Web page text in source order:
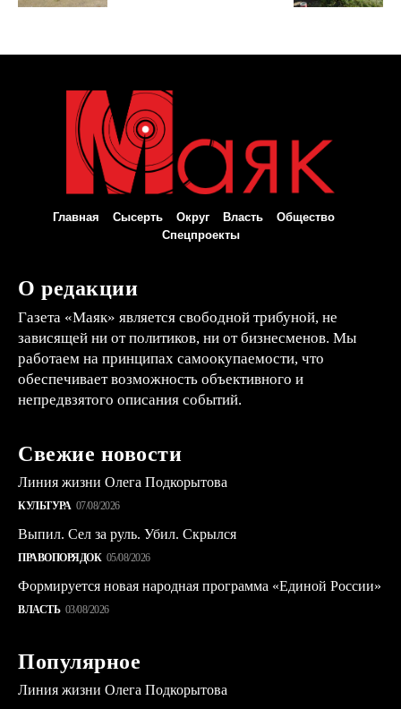
Главная Сысерть Округ Власть
Общество
Спецпроекты
О редакции
Газета «Маяк» является свободной трибуной, не
зависящей ни от политиков, ни от бизнесменов. Мы
работаем на принципах самоокупаемости, что
обеспечивает возможность объективного и
непредвзятого описания событий.
Свежие новости
Линия жизни Олега Подкорытова
КУЛЬТУРА 07/08/2026
Выпил. Сел за руль. Убил. Скрылся
ПРАВОПОРЯДОК 05/08/2026
Формируется новая народная программа «Единой России»
ВЛАСТЬ 03/08/2026
Популярное
Линия жизни Олега Подкорытова